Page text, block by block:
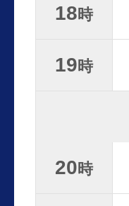
18時
19時
20時